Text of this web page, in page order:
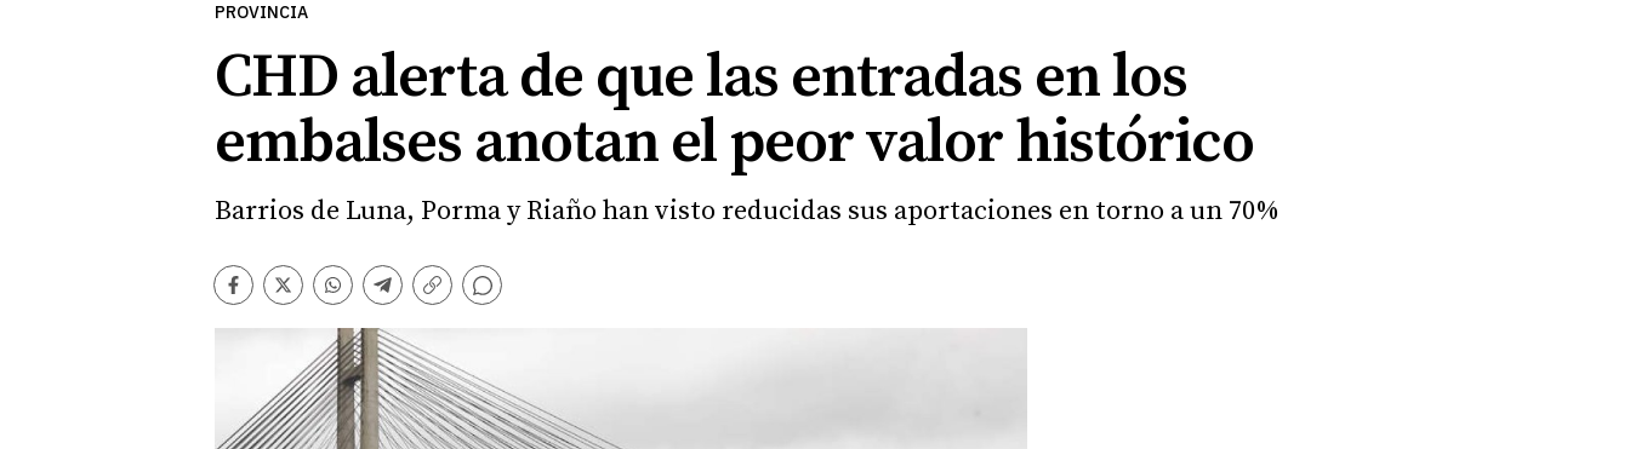
PROVINCIA
CHD alerta de que las entradas en los
embalses anotan el peor valor histórico
Barrios de Luna, Porma y Riaño han visto reducidas sus aportaciones en torno a un 70%
Facebook
TwitterWhatsapp
Telegram
Copiar
Comentarios